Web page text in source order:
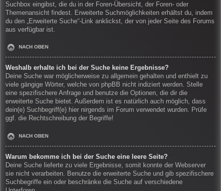
Suchbox eingibst, die du in der Foren-Übersicht, der Foren- oder
Themenansicht findest. Erweiterte Suchmöglichkeiten erhältst du, indem
du den „Erweiterte Suche“-Link anklickst, der von jeder Seite des Forums
aus verfügbar ist.
NACH OBEN
Weshalb erhalte ich bei der Suche keine Ergebnisse?
Deine Suche war möglicherweise zu allgemein gehalten und enthielt zu
viele gängige Wörter, welche von phpBB nicht indiziert werden. Stelle
eine spezifischere Anfrage und benutze die Optionen, die dir die
erweiterte Suche bietet. Außerdem ist es natürlich auch möglich, dass
dein(e) Suchbegriff(e) hier nirgends im Forum verwendet wurden. Prüfe
ggf. die Rechtschreibung der Begriffe!
NACH OBEN
Warum bekomme ich bei der Suche eine leere Seite?
Deine Suche lieferte zu viele Ergebnisse, somit konnte der Webserver
sie nicht verarbeiten. Benutze die erweiterte Suche und gib spezifischere
Suchbegriffe ein oder beschränke die Suche auf verschiedene